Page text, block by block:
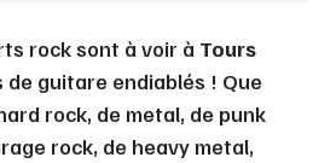
rock sont à voir à Tours
guitare endiablés ! Que
rock, de metal, de punk
rock, de heavy metal,